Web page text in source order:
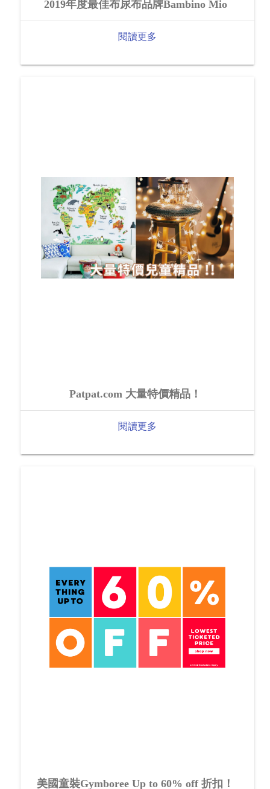
2019年度最佳布尿布品牌Bambino Mio
閱讀更多
Patpat.com 大量特價精品！
閱讀更多
美國童裝Gymboree Up to 60% off 折扣！